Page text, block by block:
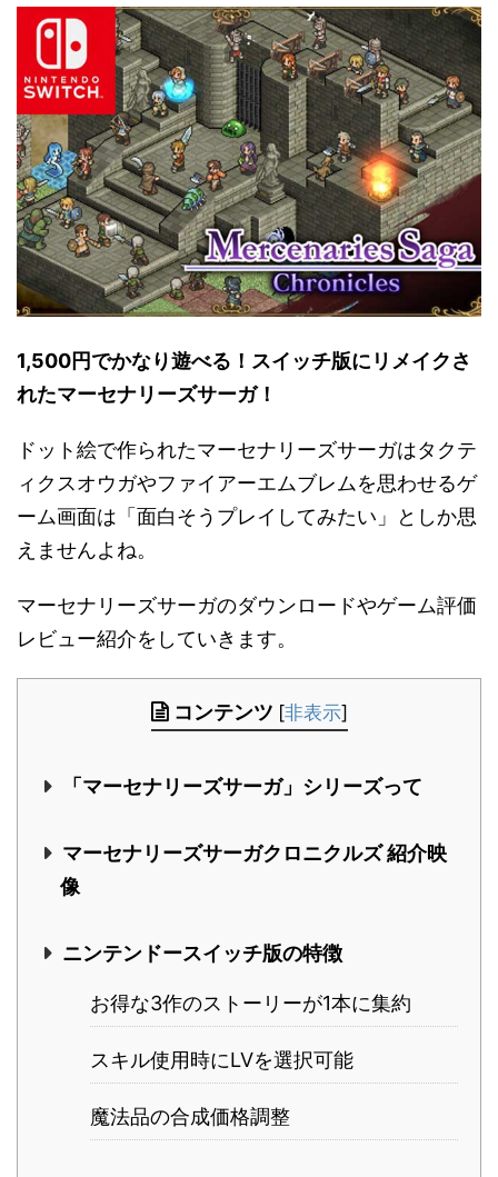
1,500円でかなり遊べる！スイッチ版にリメイクさ
れたマーセナリーズサーガ！
ドット絵で作られたマーセナリーズサーガはタクテ
ィクスオウガやファイアーエムブレムを思わせるゲ
ーム画面は「面白そうプレイしてみたい」としか思
えませんよね。
マーセナリーズサーガのダウンロードやゲーム評価
レビュー紹介をしていきます。
コンテンツ [非表示]
「マーセナリーズサーガ」シリーズって
マーセナリーズサーガクロニクルズ 紹介映
像
ニンテンドースイッチ版の特徴
お得な3作のストーリーが1本に集約
スキル使用時にLVを選択可能
魔法品の合成価格調整